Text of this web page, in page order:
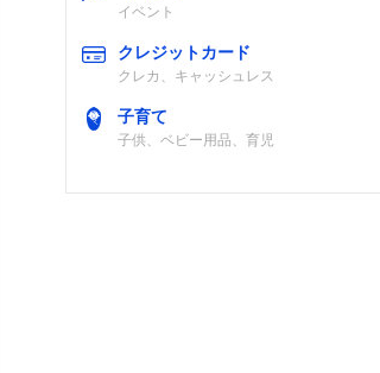
イベント
クレジットカード
クレカ、キャッシュレス
子育て
子供、ベビー用品、育児